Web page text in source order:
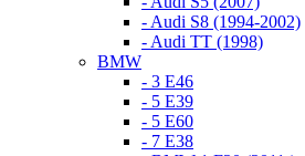
- Audi S8 (1994-2002)
- Audi TT (1998)
BMW
- 3 E46
- 5 E39
- 5 E60
- 7 E38